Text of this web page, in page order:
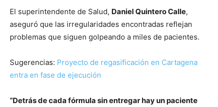
El superintendente de Salud, Daniel Quintero Calle,
aseguró que las irregularidades encontradas reflejan
problemas que siguen golpeando a miles de pacientes.
Sugerencias: Proyecto de regasificación en Cartagena
entra en fase de ejecución
“Detrás de cada fórmula sin entregar hay un paciente